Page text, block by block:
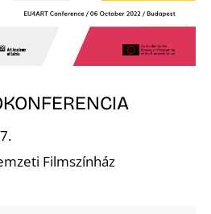
Filmszínház